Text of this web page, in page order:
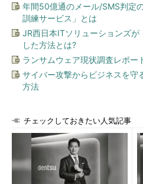
なる」「昇格しても基本給の上昇
ある」「等級ごとに細かい評価基
め、運用が複雑になる」といった
逆に等級の数を少なくすると、「
が明確になる」「中途採用者の格
較的制度運用の負担が少ない」と
差のある社員同士が、同じ等級に
それぞれ一長一短がありますの
員間の差を踏まえて箱の数を決め
年間50億通のメール/SMS判定
訓練サービス」とは
JR西日本ITソリューションズ
した方法とは?
ランサムウェア現状調査レポー
サイバー攻撃からビジネスを守
方法
チェックしておきたい人気記事